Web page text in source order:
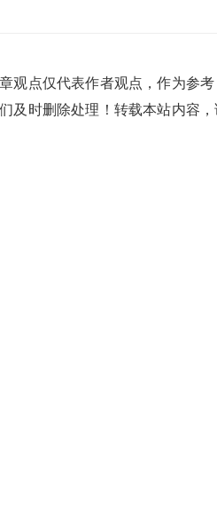
章观点仅代表作者观点，作为参
及时删除处理！转载本站内容